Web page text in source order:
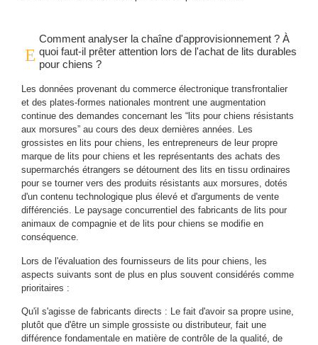
Comment analyser la chaîne d'approvisionnement ? À
quoi faut-il prêter attention lors de l'achat de lits durables
pour chiens ?
Les données provenant du commerce électronique transfrontalier
et des plates-formes nationales montrent une augmentation
continue des demandes concernant les “lits pour chiens résistants
aux morsures” au cours des deux dernières années. Les
grossistes en lits pour chiens, les entrepreneurs de leur propre
marque de lits pour chiens et les représentants des achats des
supermarchés étrangers se détournent des lits en tissu ordinaires
pour se tourner vers des produits résistants aux morsures, dotés
d'un contenu technologique plus élevé et d'arguments de vente
différenciés. Le paysage concurrentiel des fabricants de lits pour
animaux de compagnie et de lits pour chiens se modifie en
conséquence.
Lors de l'évaluation des fournisseurs de lits pour chiens, les
aspects suivants sont de plus en plus souvent considérés comme
prioritaires :
Qu'il s'agisse de fabricants directs : Le fait d'avoir sa propre usine,
plutôt que d'être un simple grossiste ou distributeur, fait une
différence fondamentale en matière de contrôle de la qualité, de